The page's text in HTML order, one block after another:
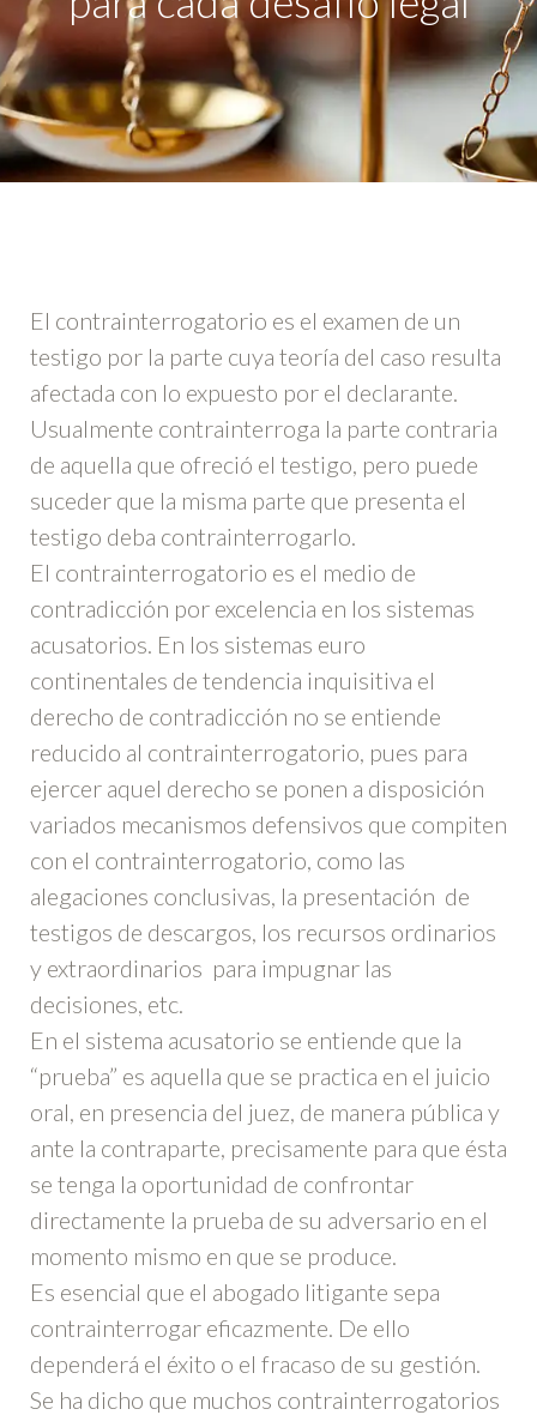
El contrainterrogatorio es el examen de un
testigo por la parte cuya teoría del caso resulta
afectada con lo expuesto por el declarante.
Usualmente contrainterroga la parte contraria
de aquella que ofreció el testigo, pero puede
suceder que la misma parte que presenta el
testigo deba contrainterrogarlo.
El contrainterrogatorio es el medio de
contradicción por excelencia en los sistemas
acusatorios. En los sistemas euro
continentales de tendencia inquisitiva el
derecho de contradicción no se entiende
reducido al contrainterrogatorio, pues para
ejercer aquel derecho se ponen a disposición
variados mecanismos defensivos que compiten
con el contrainterrogatorio, como las
alegaciones conclusivas, la presentación de
testigos de descargos, los recursos ordinarios
y extraordinarios para impugnar las
decisiones, etc.
En el sistema acusatorio se entiende que la
“prueba” es aquella que se practica en el juicio
oral, en presencia del juez, de manera pública y
ante la contraparte, precisamente para que ésta
se tenga la oportunidad de confrontar
directamente la prueba de su adversario en el
momento mismo en que se produce.
Es esencial que el abogado litigante sepa
contrainterrogar eficazmente. De ello
dependerá el éxito o el fracaso de su gestión.
Se ha dicho que muchos contrainterrogatorios